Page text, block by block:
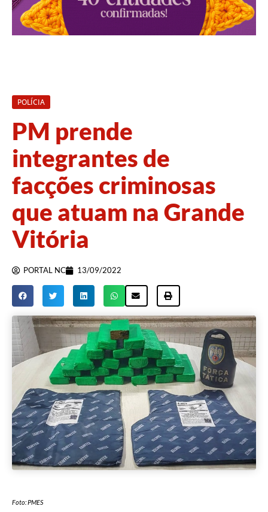
POLÍCIA
PM prende
integrantes de
facções criminosas
que atuam na Grande
Vitória
PORTAL NC 13/09/2022
Foto: PMES